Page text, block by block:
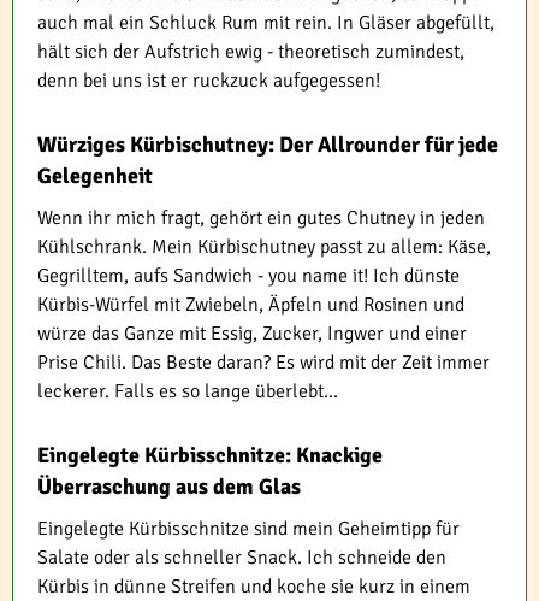
auch mal ein Schluck Rum mit rein. In Gläser abgefüllt,
hält sich der Aufstrich ewig - theoretisch zumindest,
denn bei uns ist er ruckzuck aufgegessen!
Würziges Kürbischutney: Der Allrounder für jede
Gelegenheit
Wenn ihr mich fragt, gehört ein gutes Chutney in jeden
Kühlschrank. Mein Kürbischutney passt zu allem: Käse,
Gegrilltem, aufs Sandwich - you name it! Ich dünste
Kürbis-Würfel mit Zwiebeln, Äpfeln und Rosinen und
würze das Ganze mit Essig, Zucker, Ingwer und einer
Prise Chili. Das Beste daran? Es wird mit der Zeit immer
leckerer. Falls es so lange überlebt...
Eingelegte Kürbisschnitze: Knackige
Überraschung aus dem Glas
Eingelegte Kürbisschnitze sind mein Geheimtipp für
Salate oder als schneller Snack. Ich schneide den
Kürbis in dünne Streifen und koche sie kurz in einem